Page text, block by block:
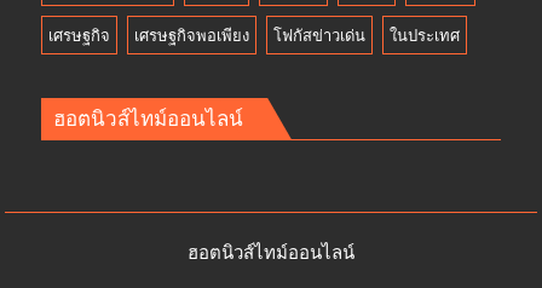
เศรษฐกิจ เศรษฐกิจพอเพียง โฟกัสข่าวเด่น ในประเทศ
ฮอตนิวส์ไทม์ออนไลน์
ฮอตนิวส์ไทม์ออนไลน์